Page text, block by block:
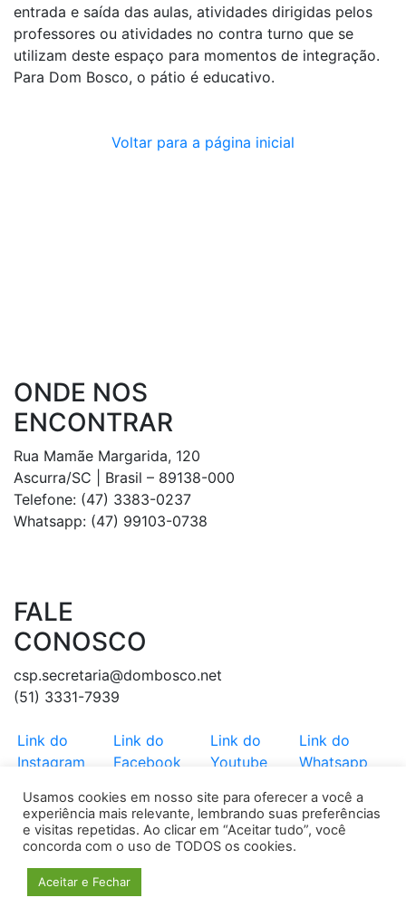
entrada e saída das aulas, atividades dirigidas pelos
professores ou atividades no contra turno que se
utilizam deste espaço para momentos de integração.
Para Dom Bosco, o pátio é educativo.
Voltar para a página inicial
ONDE NOS
ENCONTRAR
Rua Mamãe Margarida, 120
Ascurra/SC | Brasil – 89138-000
Telefone: (47) 3383-0237
Whatsapp: (47) 99103-0738
FALE
CONOSCO
csp.secretaria@dombosco.net
(51) 3331-7939
Link do
Instagram
Link do
Facebook
Link do
Youtube
Link do
Whatsapp
SALESIANOS REGIÃO SUL © 2026 TODOS OS DIREITOS
RESERVADOS.
Usamos cookies em nosso site para oferecer a você a
experiência mais relevante, lembrando suas preferências
e visitas repetidas. Ao clicar em “Aceitar tudo”, você
concorda com o uso de TODOS os cookies.
Aceitar e Fechar